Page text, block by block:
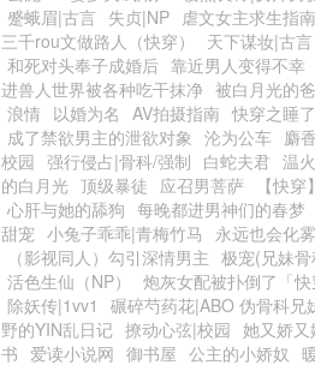
蹙蛾眉|古言 失贞|NP 虐文女主求生指南
三千rou文做路人（快穿）
天下谋妆|古言
和死对头奉子成婚后 靠近男人变得不幸
进兽人世界被各种吃干抹净 被白月光的
浪情 以婚为名 AV拍摄指南 快穿之睡
成了禁欲男主的泄欲对象 沦为公车 麝
校园 强行侵占|骨科/强制 白蛇夫君 温
的白月光 顶级暴徒 应召男菩萨 【快
心肝与她的舔狗 每晚都进男神们的春梦
甜宠 小兔子乖乖|青梅竹马 永远也会化雾
（影视同人）勾引深情男主 极宠(兄妹骨
活色生仙（NP）
炮灰女配被扑倒了「快
除妖传|1vv1
碾碎芍药花|ABO 伪骨科兄
野的YIN乱日记 撩动心弦|校园 她又娇又
书 爱读小说网 御书屋 公主的小娇奴